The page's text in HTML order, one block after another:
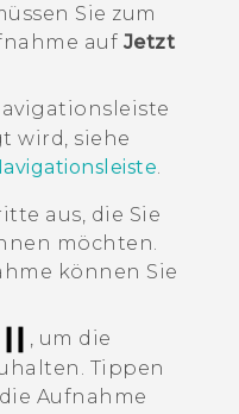
Sie zum
auf Jetzt
wird, siehe
.
aus, die Sie
möchten.
können Sie
, um die
Tippen
Aufnahme